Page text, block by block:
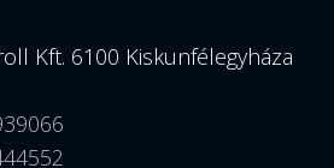
Kft. 6100 Kiskunfélegyháza